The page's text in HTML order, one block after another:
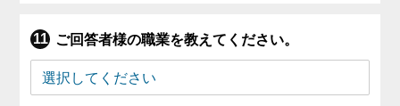
ご回答者様の職業を教えてください。